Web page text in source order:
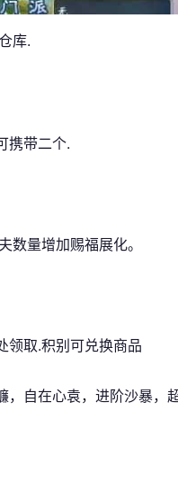
库.
携带二个.
数量增加赐福展化。
领取.积别可兑换商品
，自在心袁，进阶沙暴，